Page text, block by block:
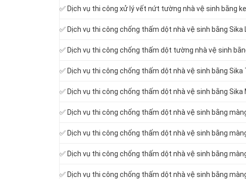
✅ Dịch vụ thi công xử lý vết nứt tường nhà vệ sinh bằng
✅ Dịch vụ thi công chống thấm dột nhà vệ sinh bằng Sika
✅ Dịch vụ thi công chống thấm dột tường nhà vệ sinh
✅ Dịch vụ thi công chống thấm dột nhà vệ sinh bằng Sika
✅ Dịch vụ thi công chống thấm dột nhà vệ sinh bằng Sika
✅ Dịch vụ thi công chống thấm dột nhà vệ sinh bằng
✅ Dịch vụ thi công chống thấm dột nhà vệ sinh bằng
✅ Dịch vụ thi công chống thấm dột nhà vệ sinh bằng
✅ Dịch vụ thi công chống thấm dột nhà vệ sinh bằng